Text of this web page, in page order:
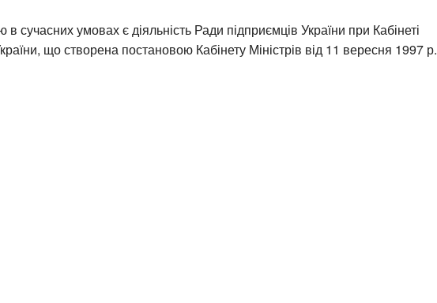
в сучасних умовах є діяльність Ради підприємців України при Кабінеті
що створена постановою Кабінету Міністрів від 11 вересня 1997 р.